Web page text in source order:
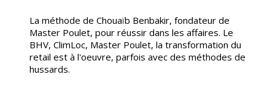
La méthode de Chouaïb Benbakir, fondateur de
Master Poulet, pour réussir dans les affaires. Le
BHV, ClimLoc, Master Poulet, la transformation du
retail est à l'oeuvre, parfois avec des méthodes de
hussards.